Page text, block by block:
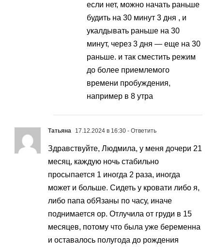
если нет, можно начать раньше
будить на 30 минут 3 дня , и
укалдывать раньше на 30
минут, через 3 дня — еще на 30
раньше. и так сместить режим
до более приемлемого
времени пробуждения,
например в 8 утра
Татьяна 17.12.2024 в 16:30 - Ответить
Здравствуйте, Людмила, у меня дочери 21
месяц, каждую ночь стабильно
просыпается 1 иногда 2 раза, иногда
может и больше. Сидеть у кровати либо я,
либо папа обЯзаны по часу, иначе
поднимается ор. Отлучила от груди в 15
месяцев, потому что была уже беременна
и оставалось полугода до рождения